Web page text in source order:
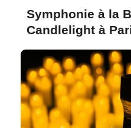
Symphonie à la
Candlelight à